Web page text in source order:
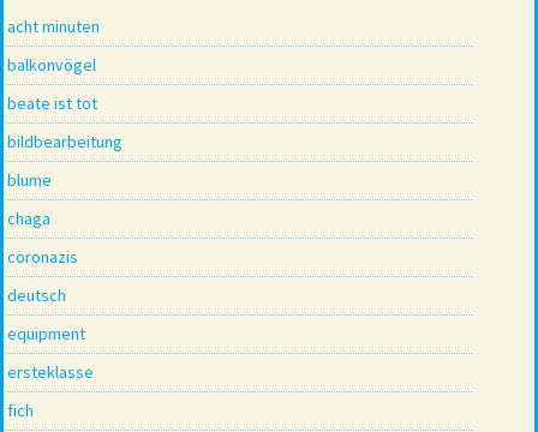
acht minuten
balkonvögel
beate ist tot
bildbearbeitung
blume
chaga
coronazis
deutsch
equipment
ersteklasse
fich